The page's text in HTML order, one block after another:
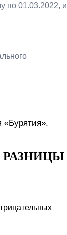
по 01.03.2022, и
«Бурятия».
РАЗНИЦЫ